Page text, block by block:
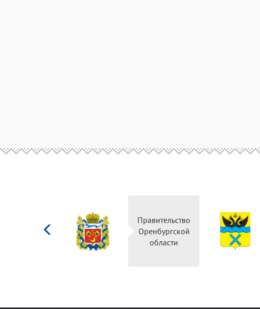
Правительство
Оренбургской
области